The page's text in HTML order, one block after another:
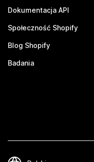
Dokumentacja API
Społeczność Shopify
Blog Shopify
Badania